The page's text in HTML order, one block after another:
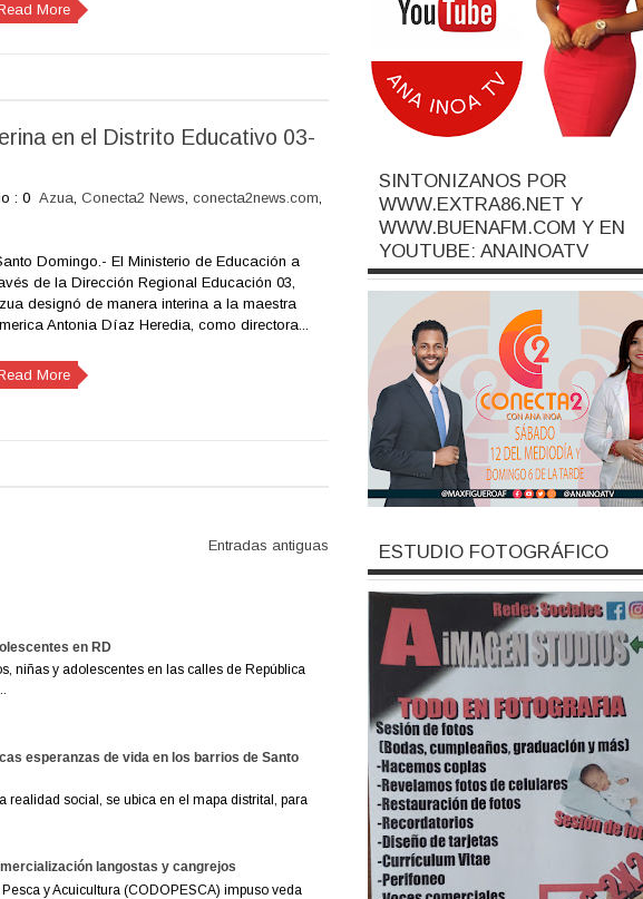
More
en el Distrito Educativo 03-
: 0 Azua, Conecta2 News, conecta2news.com,
Domingo.- El Ministerio de Educación a
de la Dirección Regional Educación 03,
designó de manera interina a la maestra
Antonia Díaz Heredia, como directora...
More
Entradas antiguas
en RD
niñas y adolescentes en las calles de República
esperanzas de vida en los barrios de Santo
realidad social, se ubica en el mapa distrital, para
langostas y cangrejos
y Acuicultura (CODOPESCA) impuso veda
SINTONIZANOS POR
WWW.EXTRA86.NET Y
WWW.BUENAFM.COM Y EN
YOUTUBE: ANAINOATV
ESTUDIO FOTOGRÁFICO